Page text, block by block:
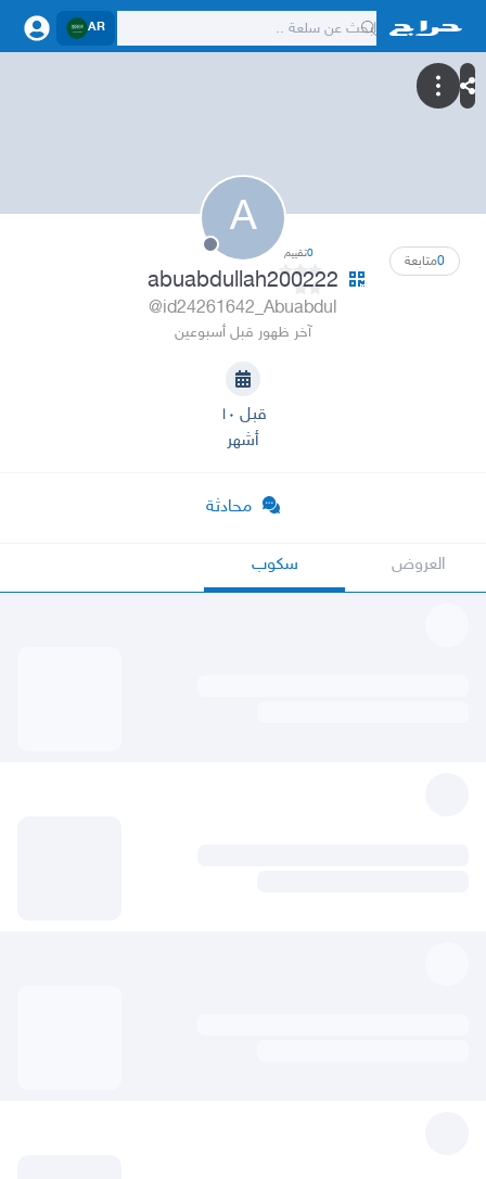
AR
A
0متابعة 0تقييم
abuabdullah200222
@id24261642_Abuabdul
آخر ظهور قبل أسبوعين
قبل ١٠
أشهر
محادثة
العروض سكوب